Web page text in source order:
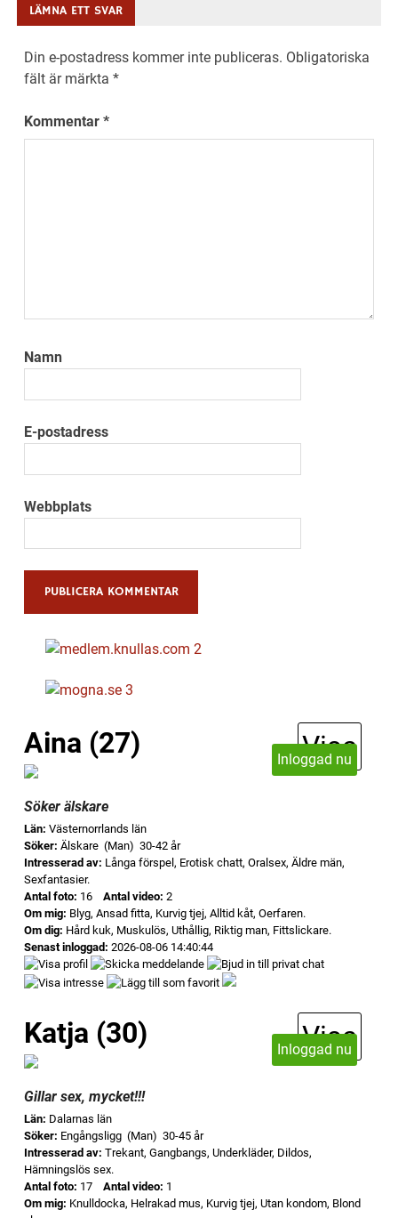
LÄMNA ETT SVAR
Din e-postadress kommer inte publiceras. Obligatoriska
fält är märkta*
Kommentar*
Namn
E-postadress
Webbplats
Alternative:
Aina (27) Visa
Inloggad nu
Söker älskare
Län: Västernorrlands län
Söker: Älskare (Man) 30-42 år
Intresserad av: Långa förspel, Erotisk chatt, Oralsex, Äldre män,
Sexfantasier.
Antal foto: 16 Antal video: 2
Om mig: Blyg, Ansad fitta, Kurvig tjej, Alltid kåt, Oerfaren.
Om dig: Hård kuk, Muskulös, Uthållig, Riktig man, Fittslickare.
Senast inloggad: 2026-08-06 14:40:44
Katja (30) Visa
Inloggad nu
Gillar sex, mycket!!!
Län: Dalarnas län
Söker: Engångsligg (Man) 30-45 år
Intresserad av: Trekant, Gangbangs, Underkläder, Dildos,
Hämningslös sex.
Antal foto: 17 Antal video: 1
Om mig: Knulldocka, Helrakad mus, Kurvig tjej, Utan kondom, Blond